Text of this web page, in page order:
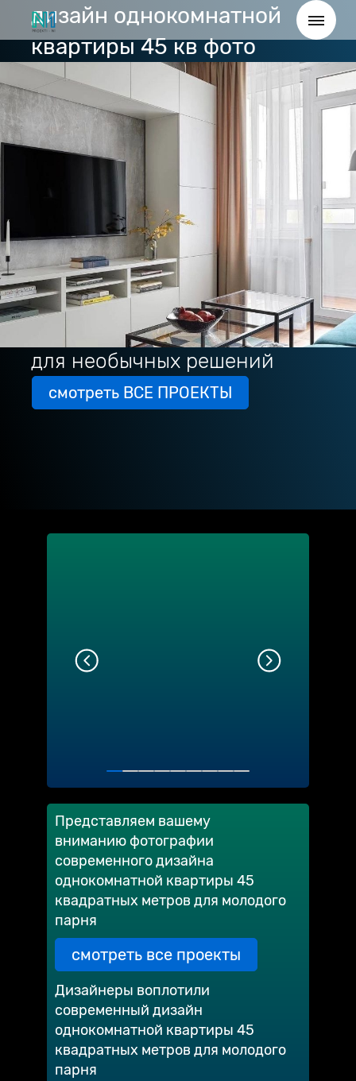
дизайн однокомнатной
квартиры 45 кв фото
для необычных решений
смотреть ВСЕ ПРОЕКТЫ
Представляем вашему
вниманию фотографии
современного дизайна
однокомнатной квартиры 45
квадратных метров для молодого
парня
смотреть все проекты
Дизайнеры воплотили
современный дизайн
однокомнатной квартиры 45
квадратных метров для молодого
парня